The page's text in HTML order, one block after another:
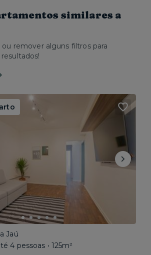
similares a
remover alguns filtros para
Jaú
4 pessoas • 125m²